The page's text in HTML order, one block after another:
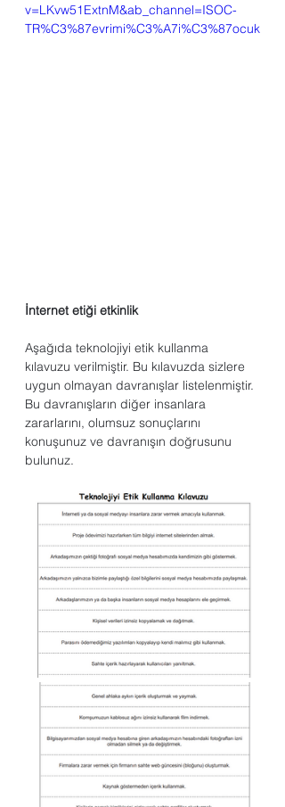
v=LKvw51ExtnM&ab_channel=ISOC-
TR%C3%87evrimi%C3%A7i%C3%87ocuk
İnternet etiği etkinlik
Aşağıda teknolojiyi etik kullanma
kılavuzu verilmiştir. Bu kılavuzda sizlere
uygun olmayan davranışlar listelenmiştir.
Bu davranışların diğer insanlara
zararlarını, olumsuz sonuçlarını
konuşunuz ve davranışın doğrusunu
bulunuz.